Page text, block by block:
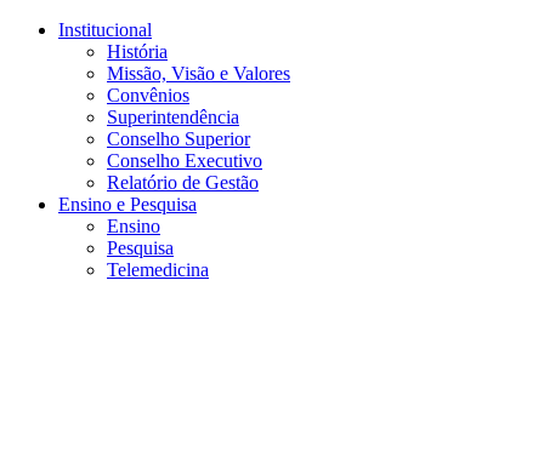
Conteúdo principal
Institucional
História
Missão, Visão e Valores
Convênios
Superintendência
Conselho Superior
Conselho Executivo
Relatório de Gestão
Ensino e Pesquisa
Ensino
Pesquisa
Telemedicina